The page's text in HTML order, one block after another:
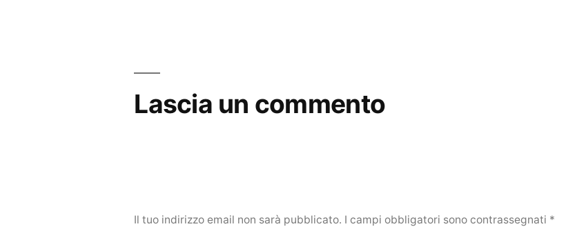
Lascia un commento
Il tuo indirizzo email non sarà pubblicato. I campi obbligatori sono contrassegnati *